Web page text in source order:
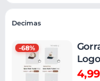
-68%
Decimas